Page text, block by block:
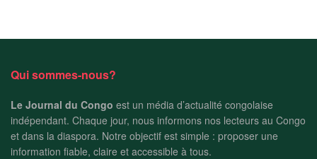
Qui sommes-nous?
Le Journal du Congo est un média d’actualité congolaise
indépendant. Chaque jour, nous informons nos lecteurs au Congo
et dans la diaspora. Notre objectif est simple : proposer une
information fiable, claire et accessible à tous.